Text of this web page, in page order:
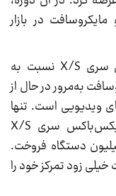
در بازار
اما اکنون، عملکرد ضعیف‌تر ایکس‌باکس سری X/S نسبت به
به‌مرور در حال از
ویدیویی است. تنها
کنسولی که فروش کمتری نسبت به ایکس‌باکس سری X/S
ایکس‌باکس اولیه است که ۲۴ میلیون دستگاه فروخت.
زود تمرکز خود را